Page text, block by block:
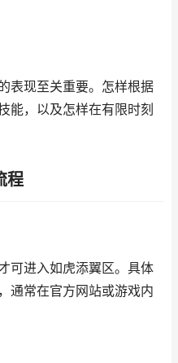
表现至关重要。怎样根据
能，以及怎样在有限时刻
程
可进入如虎添翼区。具体
通常在官方网站或游戏内